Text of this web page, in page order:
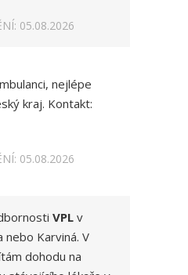
05.08.2026
nejlépe
kraj. Kontakt:
05.08.2026
VPL v
Karviná. V
dohodu na